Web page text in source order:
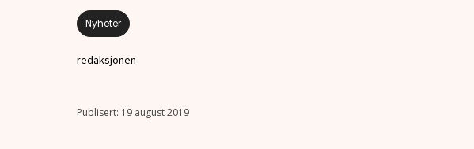
Nyheter
redaksjonen
19 august 2019